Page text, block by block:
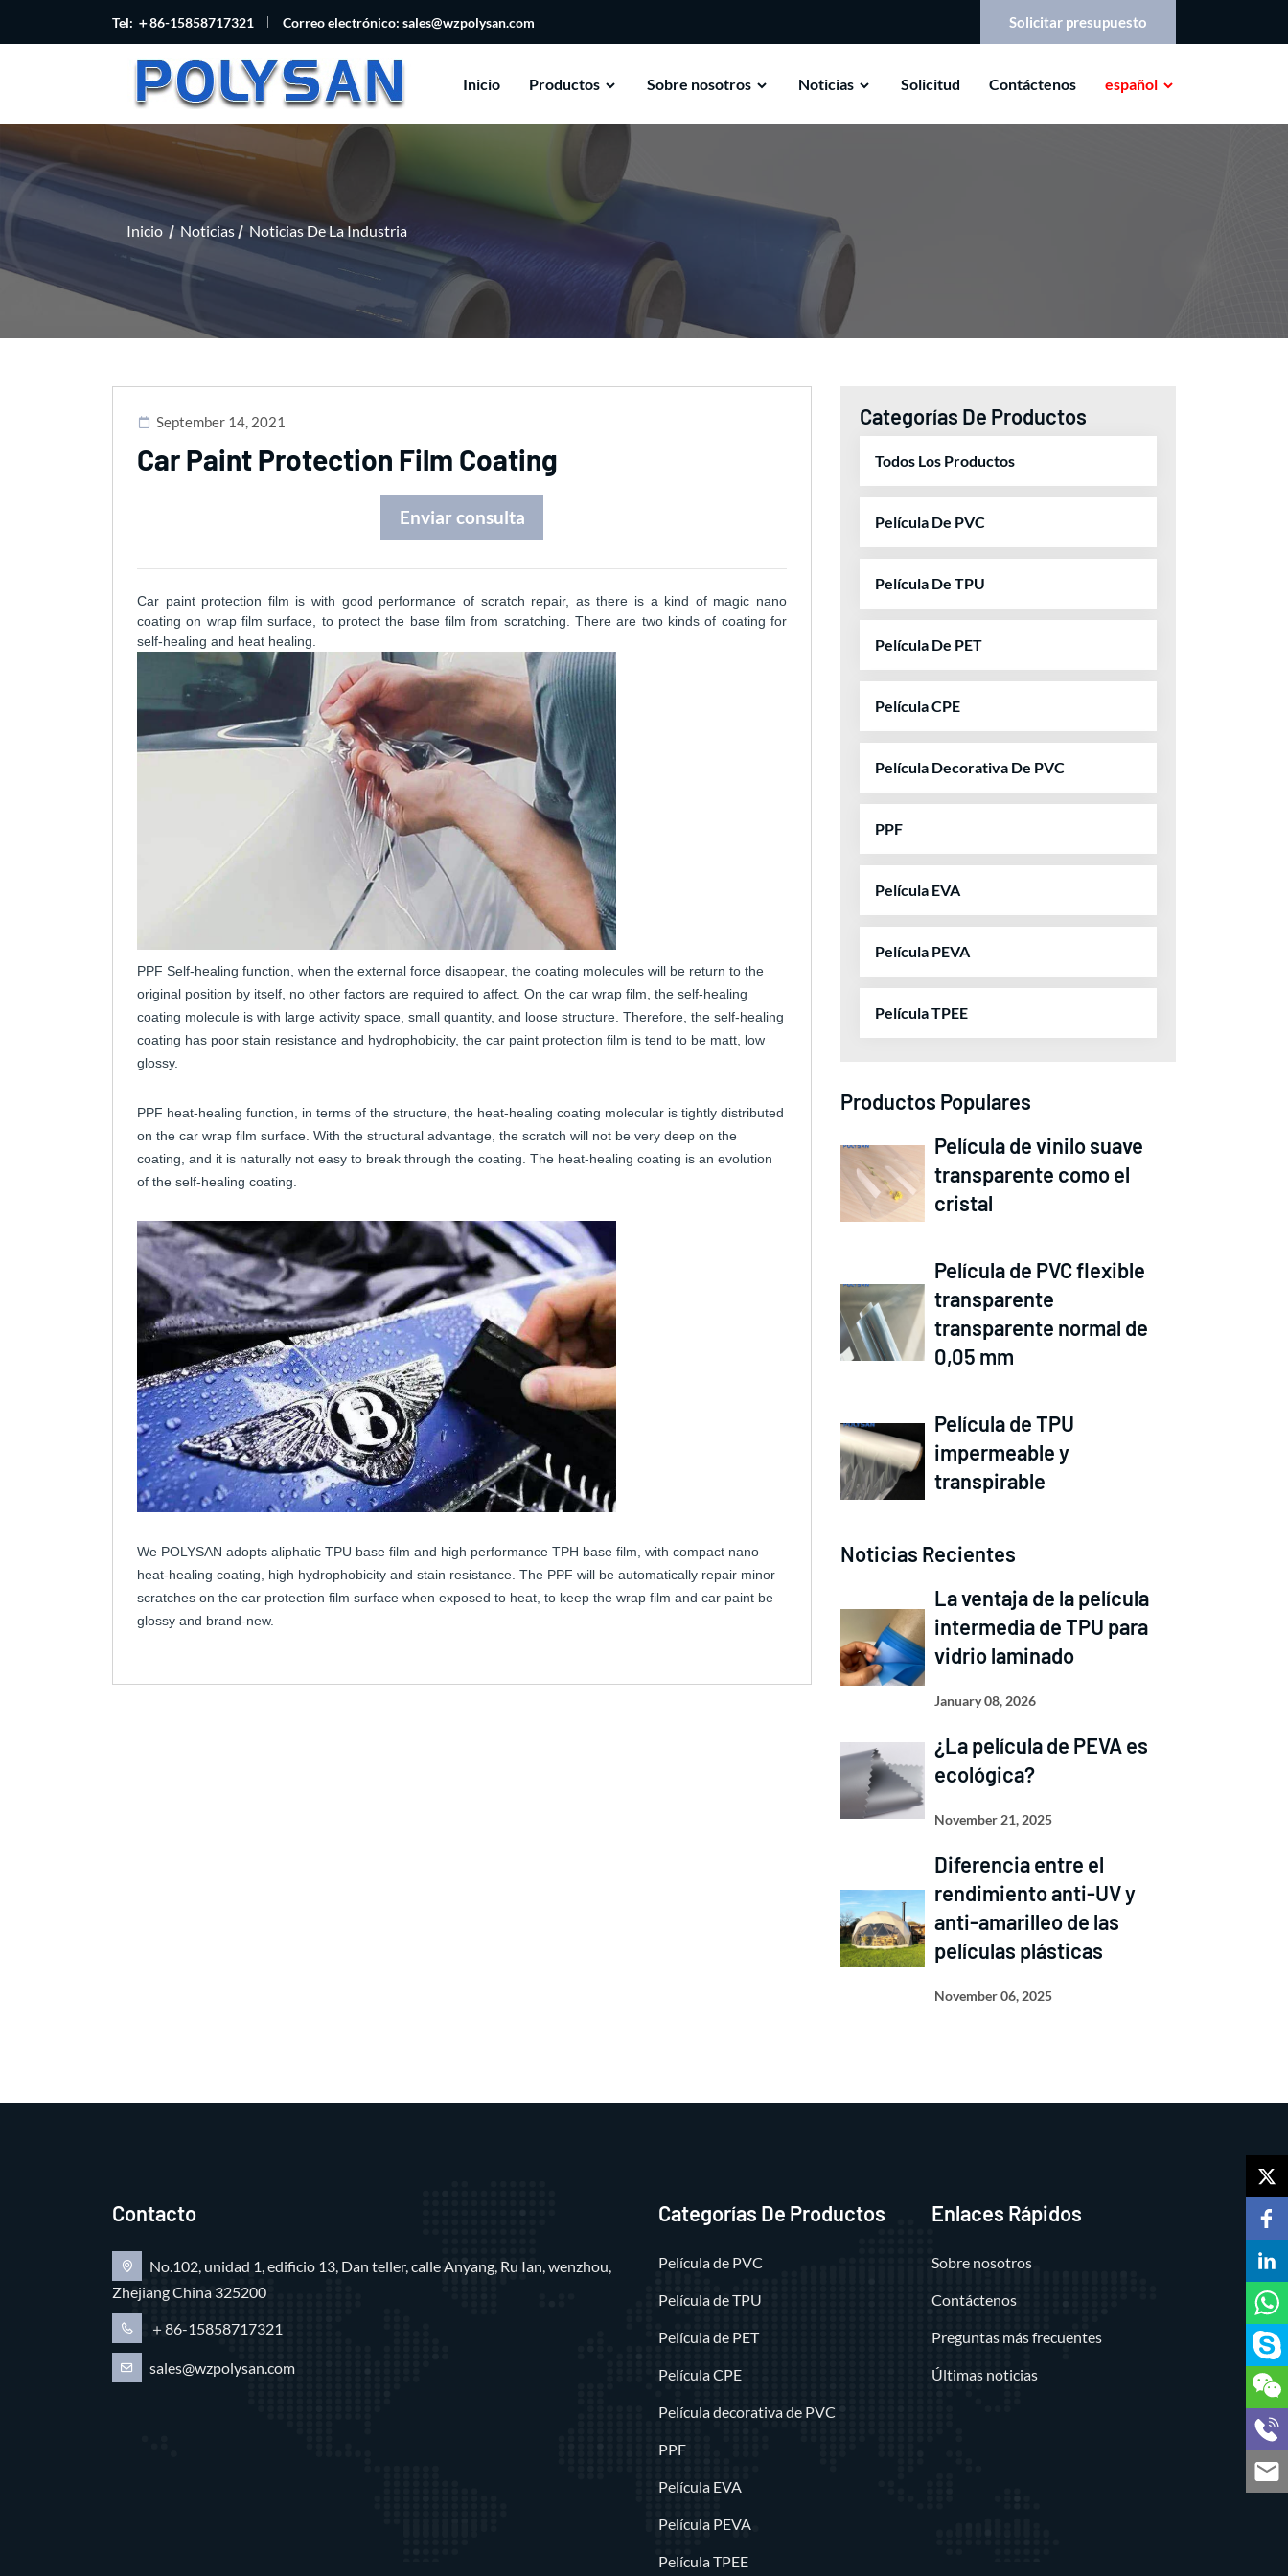
Tel: ＋86-15858717321 Correo electrónico: sales@wzpolysan.com Solicitar presupuesto
Inicio Productos Sobre nosotros Noticias Solicitud Contáctenos español
Inicio Noticias Noticias De La Industria
September 14, 2021
Car Paint Protection Film Coating
Enviar consulta
Car paint protection film is with good performance of scratch repair, as there is a kind of magic nano
coating on wrap film surface, to protect the base film from scratching. There are two kinds of coating for
self-healing and heat healing.
PPF Self-healing function, when the external force disappear, the coating molecules will be return to the
original position by itself, no other factors are required to affect. On the car wrap film, the self-healing
coating molecule is with large activity space, small quantity, and loose structure. Therefore, the self-healing
coating has poor stain resistance and hydrophobicity, the car paint protection film is tend to be matt, low
glossy.
PPF heat-healing function, in terms of the structure, the heat-healing coating molecular is tightly distributed
on the car wrap film surface. With the structural advantage, the scratch will not be very deep on the
coating, and it is naturally not easy to break through the coating. The heat-healing coating is an evolution
of the self-healing coating.
We POLYSAN adopts aliphatic TPU base film and high performance TPH base film, with compact nano
heat-healing coating, high hydrophobicity and stain resistance. The PPF will be automatically repair minor
scratches on the car protection film surface when exposed to heat, to keep the wrap film and car paint be
glossy and brand-new.
Categorías De Productos
Todos Los Productos
Película De PVC
Película De TPU
Película De PET
Película CPE
Película Decorativa De PVC
PPF
Película EVA
Película PEVA
Película TPEE
Productos Populares
Película de vinilo suave
transparente como el
cristal
Película de PVC flexible
transparente
transparente normal de
0,05 mm
Película de TPU
impermeable y
transpirable
Noticias Recientes
La ventaja de la película
intermedia de TPU para
vidrio laminado
January 08, 2026
¿La película de PEVA es
ecológica?
November 21, 2025
Diferencia entre el
rendimiento anti-UV y
anti-amarilleo de las
películas plásticas
November 06, 2025
Contacto
No.102, unidad 1, edificio 13, Dan teller, calle Anyang, Ru Ian, wenzhou,
Zhejiang China 325200
＋86-15858717321
sales@wzpolysan.com
Categorías De Productos
Película de PVC
Película de TPU
Película de PET
Película CPE
Película decorativa de PVC
PPF
Película EVA
Película PEVA
Película TPEE
Enlaces Rápidos
Sobre nosotros
Contáctenos
Preguntas más frecuentes
Últimas noticias